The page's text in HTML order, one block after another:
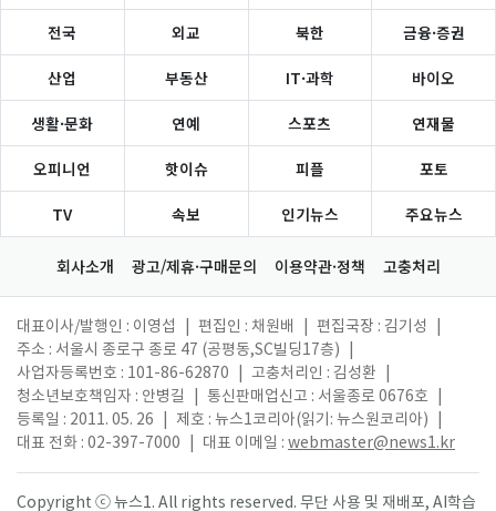
전국 외교 북한 금융·증권
산업 부동산 IT·과학 바이오
생활·문화 연예 스포츠 연재물
오피니언 핫이슈 피플 포토
TV 속보 인기뉴스 주요뉴스
회사소개 광고/제휴·구매문의 이용약관·정책 고충처리
대표이사/발행인 : 이영섭 편집인 : 채원배 편집국장 : 김기성
주소 : 서울시 종로구 종로 47 (공평동,SC빌딩17층)
사업자등록번호 : 101-86-62870
고충처리인 : 김성환
청소년보호책임자 : 안병길
통신판매업신고 : 서울종로 0676호
등록일 : 2011. 05. 26
제호 : 뉴스1코리아(읽기: 뉴스원코리아)
대표 전화 : 02-397-7000
대표 이메일 : webmaster@news1.kr
Copyright ⓒ 뉴스1. All rights reserved. 무단 사용 및 재배포, AI학습